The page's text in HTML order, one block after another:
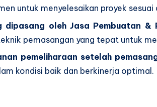
untuk menyelesaikan proyek
dipasang oleh Jasa Pembuatan &
pemasangan yang tepat untuk
pemeliharaan setelah
kondisi baik dan berkinerja optimal.